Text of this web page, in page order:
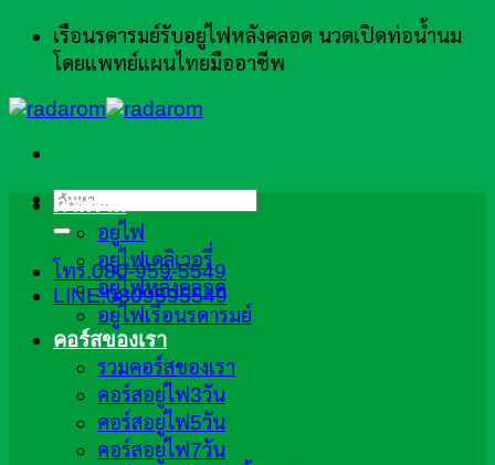
ข้าม
เนื้อหา
เรือนรดารมย์รับอยู่ไฟหลังคลอด นวดเปิดท่อน้ำนม
โดยแพทย์แผนไทยมืออาชีพ
ค้นหา:
โทร.080-959-5549
LINE:0809595549
ภาพรวม
อยู่ไฟ
อยู่ไฟเดลิเวอรี่
อยู่ไฟหลังคลอด
อยู่ไฟเรือนรดารมย์
คอร์สของเรา
รวมคอร์สของเรา
คอร์สอยู่ไฟ3วัน
คอร์สอยู่ไฟ5วัน
คอร์สอยู่ไฟ7วัน